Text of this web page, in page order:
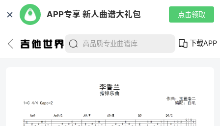
✕ APP专享 新人曲谱大礼包 点击领取
下载APP